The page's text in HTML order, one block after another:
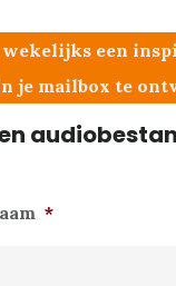
een
je mailbox te
*